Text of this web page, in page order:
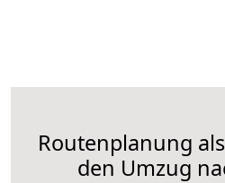
Routenplanung
den Umzug